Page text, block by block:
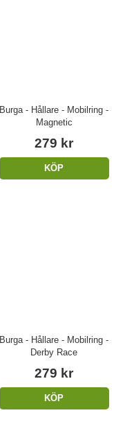
Burga - Hållare - Mobilring -
Magnetic
279 kr
KÖP
Burga - Hållare - Mobilring -
Derby Race
279 kr
KÖP